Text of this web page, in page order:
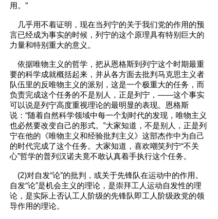
用。”
几乎用不着证明，现在当列宁的关于我们党的作用的预
言已经成为事实的时候，列宁的这个原理具有特别巨大的
力量和特别重大的意义。
依据唯物主义的哲学，把从恩格斯到列宁这个时期最重
要的科学成就概括起来，并从各方面去批判马克思主义者
队伍里的反唯物主义的派别，这是一个极重大的任务，而
负责完成这个任务的不是别人，正是列宁，——这个事实
可以说是列宁高度重视理论的最明显的表现。恩格斯
说：“随着自然科学领域中每一个划时代的发现，唯物主义
也必然要改变自己的形式。”大家知道，不是别人，正是列
宁在他的《唯物主义和经验批判主义》这部杰作中为自己
的时代完成了这个任务。大家知道，喜欢嘲笑列宁“不关
心”哲学的普列汉诺夫竟不敢认真着手执行这个任务。
(2)对自发“论”的批判，或关于先锋队在运动中的作用。
自发“论”是机会主义的理论，是崇拜工人运动自发性的理
论，是实际上否认工人阶级的先锋队即工人阶级政党的领
导作用的理论。